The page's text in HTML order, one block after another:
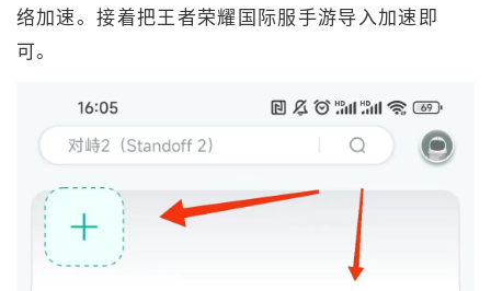
络加速。接着把王者荣耀国际服手游导入加速即
可。